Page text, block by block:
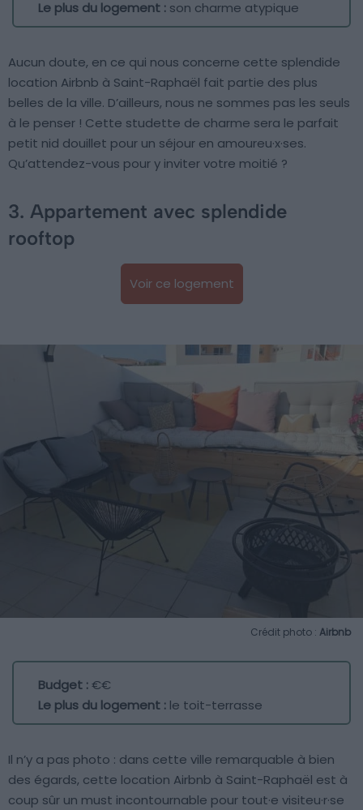
Le plus du logement : son charme atypique
Aucun doute, en ce qui nous concerne cette splendide
location Airbnb à Saint-Raphaël fait partie des plus
belles de la ville. D’ailleurs, nous ne sommes pas les seuls
à le penser ! Cette studette de charme sera le parfait
petit nid douillet pour un séjour en amoureu·x·ses.
Qu’attendez-vous pour y inviter votre moitié ?
3. Appartement avec splendide
rooftop
Voir ce logement
Crédit photo : Airbnb
Budget :€€
Le plus du logement : le toit-terrasse
Il n’y a pas photo : dans cette ville remarquable à bien
des égards, cette location Airbnb à Saint-Raphaël est à
coup sûr un must incontournable pour tout·e visiteu·r·se